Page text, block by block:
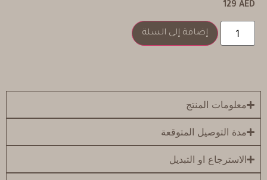
129 AED
إضافة إلى السلة
معلومات المنتج
مدة التوصيل المتوقعة
الاسترجاع او التبديل